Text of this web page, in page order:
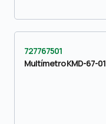
727767501
Multímetro KMD-67-01